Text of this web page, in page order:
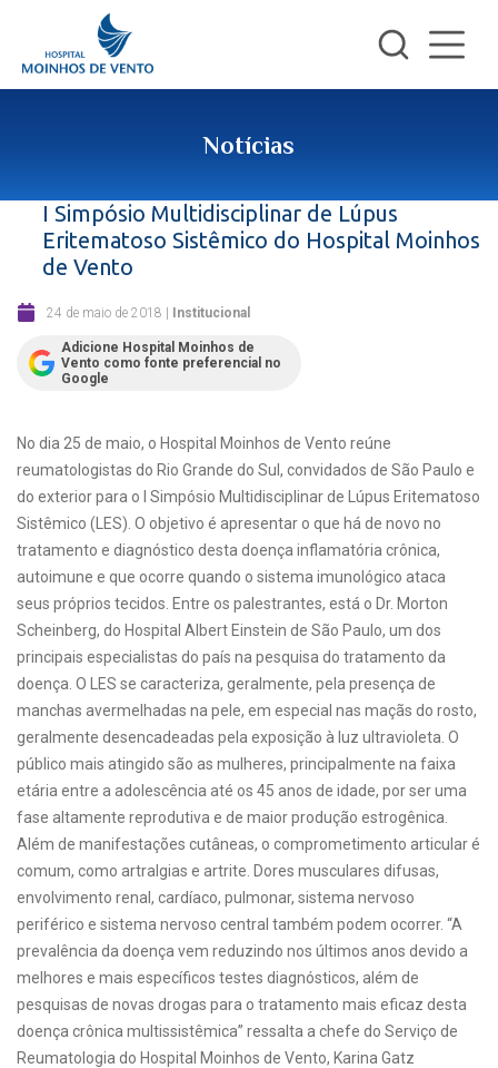
Notícias
I Simpósio Multidisciplinar de Lúpus
Eritematoso Sistêmico do Hospital Moinhos
de Vento
24 de maio de 2018 | Institucional
Adicione Hospital Moinhos de
Vento como fonte preferencial no
Google
No dia 25 de maio, o Hospital Moinhos de Vento reúne
reumatologistas do Rio Grande do Sul, convidados de São Paulo e
do exterior para o I Simpósio Multidisciplinar de Lúpus Eritematoso
Sistêmico (LES). O objetivo é apresentar o que há de novo no
tratamento e diagnóstico desta doença inflamatória crônica,
autoimune e que ocorre quando o sistema imunológico ataca
seus próprios tecidos. Entre os palestrantes, está o Dr. Morton
Scheinberg, do Hospital Albert Einstein de São Paulo, um dos
principais especialistas do país na pesquisa do tratamento da
doença. O LES se caracteriza, geralmente, pela presença de
manchas avermelhadas na pele, em especial nas maçãs do rosto,
geralmente desencadeadas pela exposição à luz ultravioleta. O
público mais atingido são as mulheres, principalmente na faixa
etária entre a adolescência até os 45 anos de idade, por ser uma
fase altamente reprodutiva e de maior produção estrogênica.
Além de manifestações cutâneas, o comprometimento articular é
comum, como artralgias e artrite. Dores musculares difusas,
envolvimento renal, cardíaco, pulmonar, sistema nervoso
periférico e sistema nervoso central também podem ocorrer. “A
prevalência da doença vem reduzindo nos últimos anos devido a
melhores e mais específicos testes diagnósticos, além de
pesquisas de novas drogas para o tratamento mais eficaz desta
doença crônica multissistêmica” ressalta a chefe do Serviço de
Reumatologia do Hospital Moinhos de Vento, Karina Gatz